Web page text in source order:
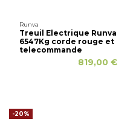
Runva
Treuil Electrique Runva
6547Kg corde rouge et
telecommande
819,00 €
-20%